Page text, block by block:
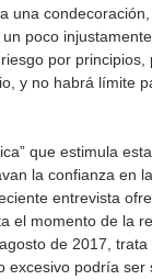
una
poco
por
y no habrá límite
que estimula
la confianza en
entrevista
el momento de la
agosto de 2017,
excesivo podría